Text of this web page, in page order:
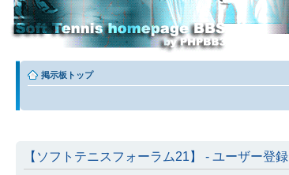
掲示板トップ
【ソフトテニスフォーラム21】 - ユーザー登録